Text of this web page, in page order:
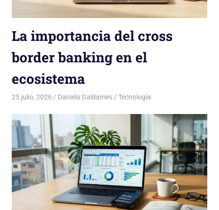
La importancia del cross
border banking en el
ecosistema
25 julio, 2026 Daniela Galdames Tecnologia